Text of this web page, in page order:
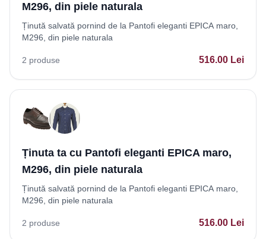
M296, din piele naturala
Ținută salvată pornind de la Pantofi eleganti EPICA maro,
M296, din piele naturala
2 produse 516.00 Lei
Ținuta ta cu Pantofi eleganti EPICA maro,
M296, din piele naturala
Ținută salvată pornind de la Pantofi eleganti EPICA maro,
M296, din piele naturala
2 produse 516.00 Lei